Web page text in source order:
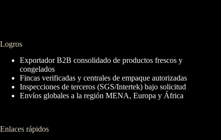
Logros
Exportador B2B consolidado de productos frescos y
congelados
Fincas verificadas y centrales de empaque autorizadas
Inspecciones de terceros (SGS/Intertek) bajo solicitud
Envíos globales a la región MENA, Europa y África
Enlaces rápidos